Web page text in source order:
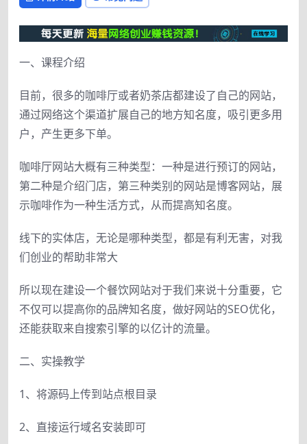
一、课程介绍
目前，很多的咖啡厅或者奶茶店都建设了自己的网站，
通过网络这个渠道扩展自己的地方知名度，吸引更多用
户，产生更多下单。
咖啡厅网站大概有三种类型：一种是进行预订的网站，
第二种是介绍门店，第三种类别的网站是博客网站，展
示咖啡作为一种生活方式，从而提高知名度。
线下的实体店，无论是哪种类型，都是有利无害，对我
们创业的帮助非常大
所以现在建设一个餐饮网站对于我们来说十分重要，它
不仅可以提高你的品牌知名度，做好网站的SEO优化，
还能获取来自搜索引擎的以亿计的流量。
二、实操教学
1、将源码上传到站点根目录
2、直接运行域名安装即可